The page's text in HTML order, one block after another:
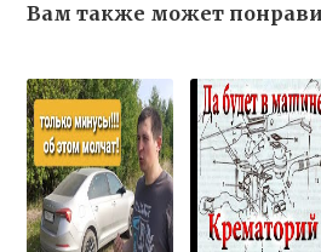
Вам также может